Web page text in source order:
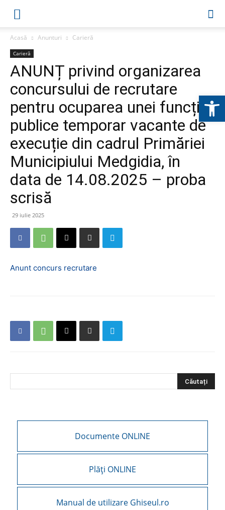
Acasă Anunturi Carieră
Carieră
ANUNȚ privind organizarea
concursului de recrutare
pentru ocuparea unei funcții
publice temporar vacante de
execuție din cadrul Primăriei
Municipiului Medgidia, în
data de 14.08.2025 – proba
scrisă
29 iulie 2025
Anunt concurs recrutare
Documente ONLINE
Plăți ONLINE
Manual de utilizare Ghiseul.ro